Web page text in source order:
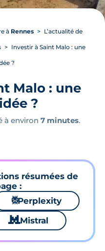
à Rennes L’actualité de
Investir à Saint Malo : une
?
Malo : une
?
à environ 7 minutes.
résumées de
:
⚙Perplexity
🐱 Mistral